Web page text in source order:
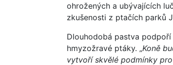
ohrožených a ubývajících
zkušenosti z ptačích parků
Dlouhodobá pastva
hmyzožravé ptáky. „Koně
vytvoří skvělé podmínky